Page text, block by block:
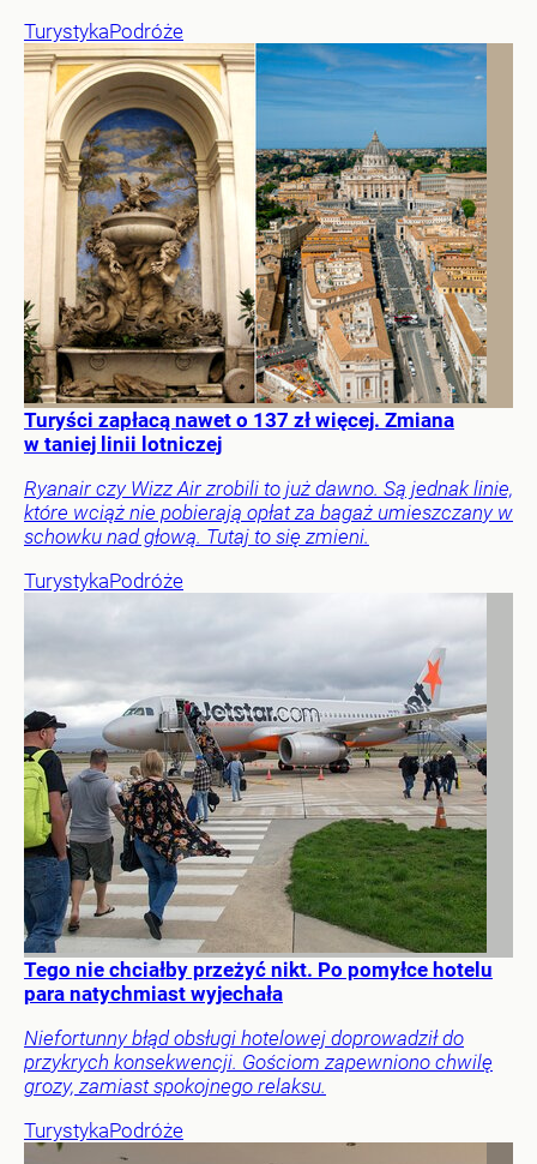
TurystykaPodróże
Turyści zapłacą nawet o 137 zł więcej. Zmiana
w taniej linii lotniczej
Ryanair czy Wizz Air zrobili to już dawno. Są jednak linie,
które wciąż nie pobierają opłat za bagaż umieszczany w
schowku nad głową. Tutaj to się zmieni.
TurystykaPodróże
Tego nie chciałby przeżyć nikt. Po pomyłce hotelu
para natychmiast wyjechała
Niefortunny błąd obsługi hotelowej doprowadził do
przykrych konsekwencji. Gościom zapewniono chwilę
grozy, zamiast spokojnego relaksu.
TurystykaPodróże